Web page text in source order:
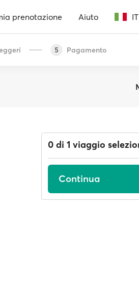
prenotazione Aiuto IT
5 Pagamento
0 di 1 viaggio
Continua